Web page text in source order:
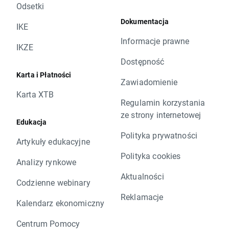
Odsetki
IKE
IKZE
Karta i Płatności
Karta XTB
Edukacja
Artykuły edukacyjne
Analizy rynkowe
Codzienne webinary
Kalendarz ekonomiczny
Centrum Pomocy
Dokumentacja
Informacje prawne
Dostępność
Zawiadomienie
Regulamin korzystania
ze strony internetowej
Polityka prywatności
Polityka cookies
Aktualności
Reklamacje